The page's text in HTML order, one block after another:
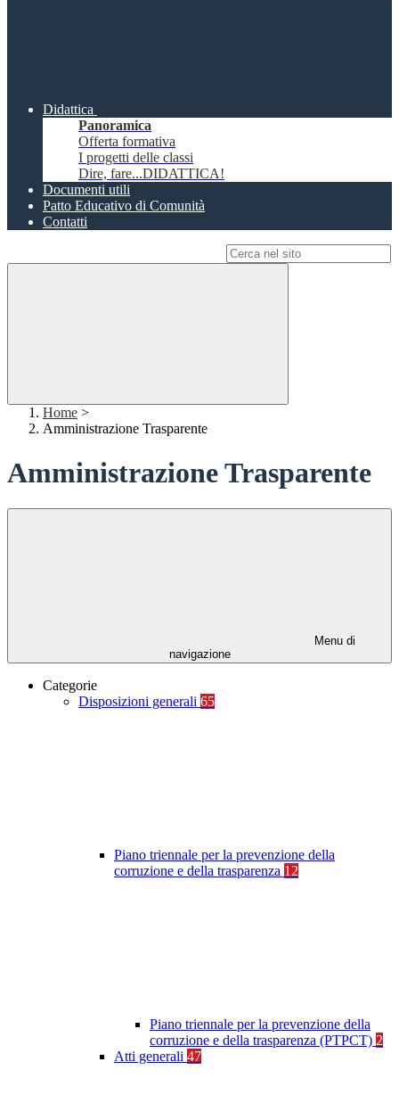
Didattica
Panoramica
Offerta formativa
I progetti delle classi
Dire, fare...DIDATTICA!
Documenti utili
Patto Educativo di Comunità
Contatti
Home >
Amministrazione Trasparente
Amministrazione Trasparente
Menu di
navigazione
Categorie
Disposizioni generali 65
Piano triennale per la prevenzione della
corruzione e della trasparenza 12
Piano triennale per la prevenzione della
corruzione e della trasparenza (PTPCT) 2
Atti generali 47